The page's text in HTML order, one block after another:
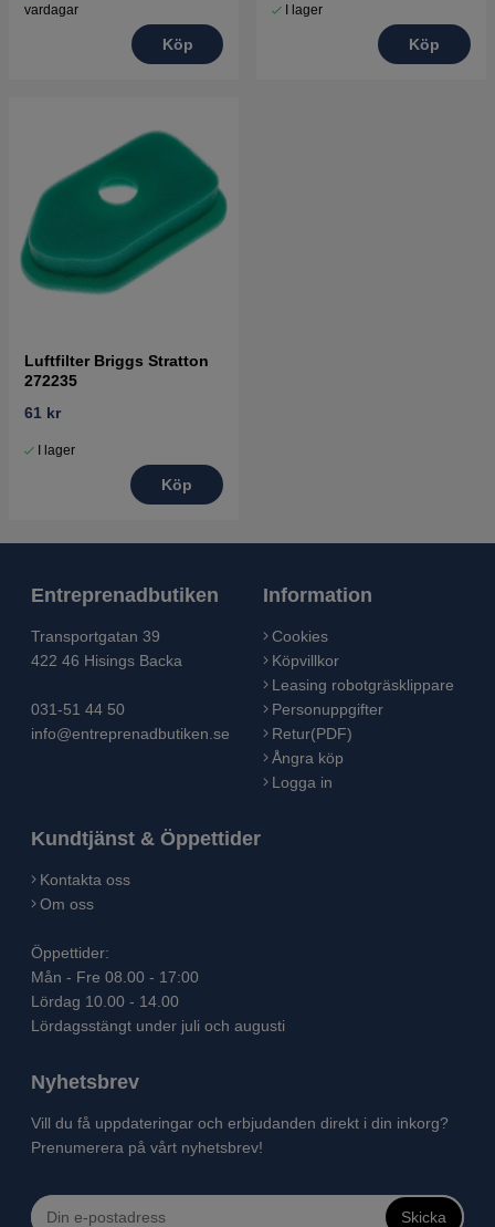
vardagar
Köp
I lager
Köp
Luftfilter Briggs Stratton
272235
61 kr
I lager
Köp
Entreprenadbutiken
Transportgatan 39
422 46 Hisings Backa
031-51 44 50
info@entreprenadbutiken.se
Information
Cookies
Köpvillkor
Leasing robotgräsklippare
Personuppgifter
Retur(PDF)
Ångra köp
Logga in
Kundtjänst & Öppettider
Kontakta oss
Om oss
Öppettider:
Mån - Fre 08.00 - 17:00
Lördag 10.00 - 14.00
Lördagsstängt under juli och augusti
Nyhetsbrev
Vill du få uppdateringar och erbjudanden direkt i din inkorg?
Prenumerera på vårt nyhetsbrev!
Skicka